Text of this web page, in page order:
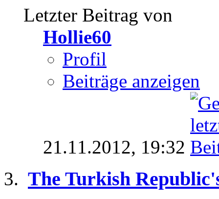
Letzter Beitrag von
Hollie60
Profil
Beiträge anzeigen
21.11.2012, 19:32
The Turkish